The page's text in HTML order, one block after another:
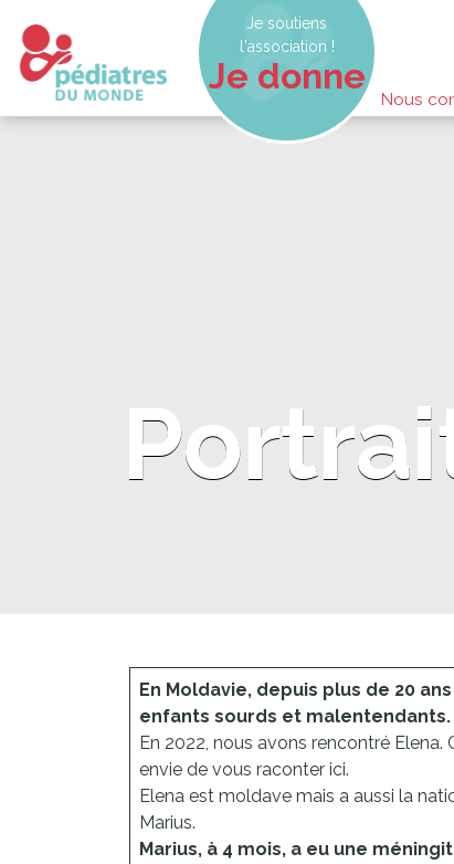
Je soutiens
l'association !
Je donne
Nous
En Moldavie, depuis plus de 20
enfants sourds et malentendants.
En 2022, nous avons rencontré
envie de vous raconter ici.
Elena est moldave mais a aussi la
Marius.
Marius, à 4 mois, a eu une